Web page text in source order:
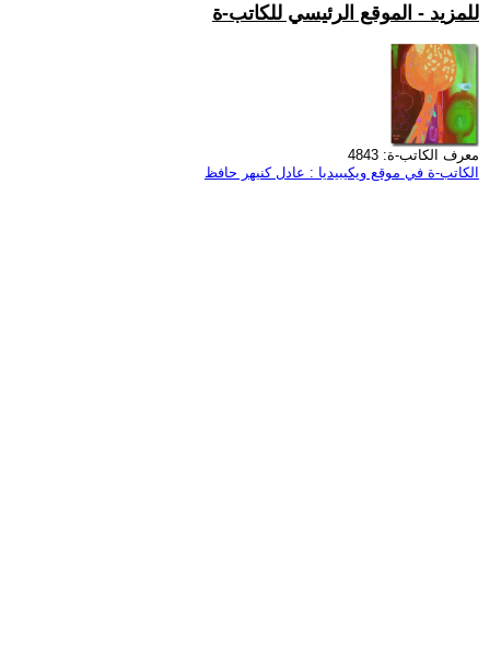
للمزيد - الموقع الرئيسي للكاتب-ة
معرف الكاتب-ة: 4843
الكاتب-ة في موقع ويكيبيديا : عادل كنيهر حافظ